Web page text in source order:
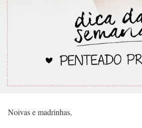
Noivas e madrinhas,